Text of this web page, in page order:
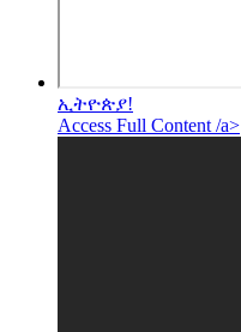
ኢትዮጵያ!
Access Full Content /a>